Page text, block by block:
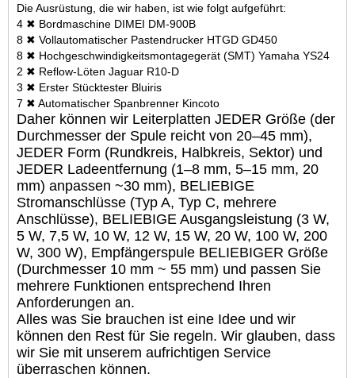
Die Ausrüstung, die wir haben, ist wie folgt aufgeführt:
4 ✖ Bordmaschine DIMEI DM-900B
8 ✖ Vollautomatischer Pastendrucker HTGD GD450
8 ✖ Hochgeschwindigkeitsmontagegerät (SMT) Yamaha YS24
2 ✖ Reflow-Löten Jaguar R10-D
3 ✖ Erster Stücktester Bluiris
7 ✖ Automatischer Spanbrenner Kincoto
Daher können wir Leiterplatten JEDER Größe (der
Durchmesser der Spule reicht von 20–45 mm),
JEDER Form (Rundkreis, Halbkreis, Sektor) und
JEDER Ladeentfernung (1–8 mm, 5–15 mm, 20
mm) anpassen ~30 mm), BELIEBIGE
Stromanschlüsse (Typ A, Typ C, mehrere
Anschlüsse), BELIEBIGE Ausgangsleistung (3 W,
5 W, 7,5 W, 10 W, 12 W, 15 W, 20 W, 100 W, 200
W, 300 W), Empfängerspule BELIEBIGER Größe
(Durchmesser 10 mm ~ 55 mm) und passen Sie
mehrere Funktionen entsprechend Ihren
Anforderungen an.
Alles was Sie brauchen ist eine Idee und wir
können den Rest für Sie regeln. Wir glauben, dass
wir Sie mit unserem aufrichtigen Service
überraschen können.